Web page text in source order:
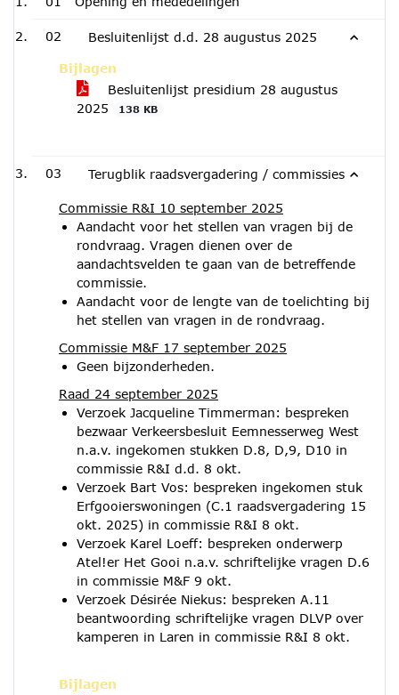
02 Besluitenlijst d.d. 28 augustus 2025
Bijlagen
Besluitenlijst presidium 28 augustus
2025
138 KB
03 Terugblik raadsvergadering / commissies
Commissie R&I 10 september 2025
Aandacht voor het stellen van vragen bij de
rondvraag. Vragen dienen over de
aandachtsvelden te gaan van de betreffende
commissie.
Aandacht voor de lengte van de toelichting bij
het stellen van vragen in de rondvraag.
Commissie M&F 17 september 2025
Geen bijzonderheden.
Raad 24 september 2025
Verzoek Jacqueline Timmerman: bespreken
bezwaar Verkeersbesluit Eemnesserweg West
n.a.v. ingekomen stukken D.8, D,9, D10 in
commissie R&I d.d. 8 okt.
Verzoek Bart Vos: bespreken ingekomen stuk
Erfgooierswoningen (C.1 raadsvergadering 15
okt. 2025) in commissie R&I 8 okt.
Verzoek Karel Loeff: bespreken onderwerp
Atel!er Het Gooi n.a.v. schriftelijke vragen D.6
in commissie M&F 9 okt.
Verzoek Désirée Niekus: bespreken A.11
beantwoording schriftelijke vragen DLVP over
kamperen in Laren in commissie R&I 8 okt.
Bijlagen